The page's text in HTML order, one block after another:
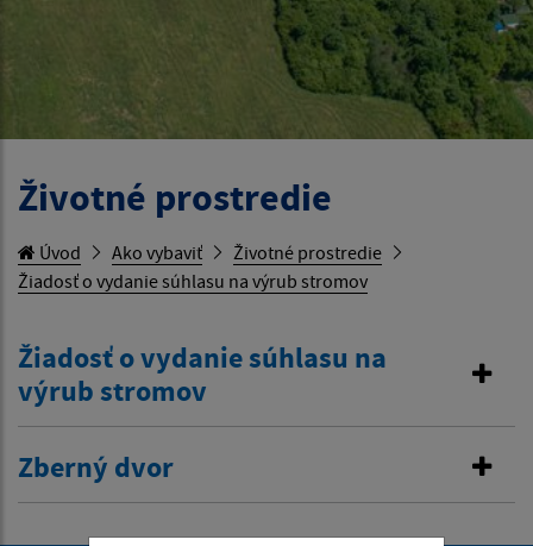
Životné prostredie
Úvod Ako vybaviť
Životné prostredie
Žiadosť o vydanie súhlasu na výrub stromov
Žiadosť o vydanie súhlasu na
výrub stromov
Zberný dvor